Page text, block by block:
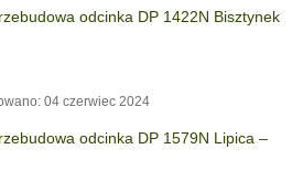
odcinka DP 1422N Bisztynek
04 czerwiec 2024
odcinka DP 1579N Lipica –